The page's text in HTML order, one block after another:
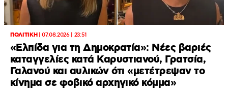
ΠΟΛΙΤΙΚΗ|07.08.2026 | 23:51
«Ελπίδα για τη Δημοκρατία»: Νέες βαριές
καταγγελίες κατά Καρυστιανού, Γρατσία,
Γαλανού και αυλικών ότι «μετέτρεψαν το
κίνημα σε φοβικό αρχηγικό κόμμα»